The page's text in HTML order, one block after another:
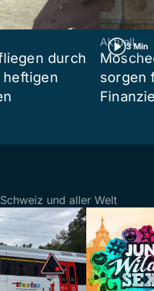
durch
3 Min
Aktuell
sorgen
und aller Welt